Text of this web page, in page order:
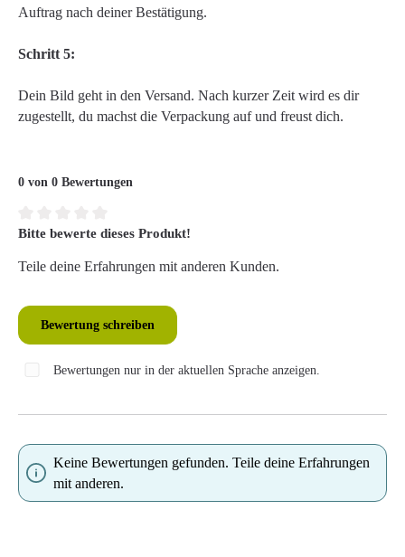
Auftrag nach deiner Bestätigung.
Schritt 5:
Dein Bild geht in den Versand. Nach kurzer Zeit wird es dir
zugestellt, du machst die Verpackung auf und freust dich.
0 von 0 Bewertungen
Durchschnittliche Bewertung von 0 von 5 Sternen
Bitte bewerte dieses Produkt!
Teile deine Erfahrungen mit anderen Kunden.
Bewertung schreiben
Bewertungen nur in der aktuellen Sprache anzeigen.
Keine Bewertungen gefunden. Teile deine Erfahrungen
mit anderen.